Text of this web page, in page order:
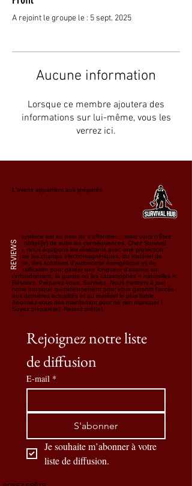
A rejoint le groupe le : 5 sept. 2025
Aucune information
Lorsque ce membre ajoutera des
informations sur lui-même, vous les
verrez ici.
L'avenir appartient aux préparés.
Le système est en train de s'effondrer… mais vous n'êtes
pas obligé(e) de subir les conséquences. Chez Survival
Hub, nous équipons les résistants avec une protection
contre les champs électromagnétiques, du matériel de
survie, des solutions d'autonomie énergétique et de
détoxification pour garder une longueur d'avance sur
l'effondrement, la guerre ou les catastrophes « naturelles ».
Résistez. Préparez-vous. Survivez. Nous mettons à jour
notre boutique quotidiennement pour vous garantir l'accès
aux dernières actualités et au matériel le plus fiable.
Abonnez-vous dès maintenant pour ne rien manquer !
Soyez préparé(e). Restez prêt(e).
Rejoignez notre liste
de diffusion
E-mail *
S'abonner
Je souhaite m’abonner à votre
liste de diffusion.
REVIEWS